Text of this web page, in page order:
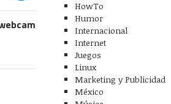
HowTo
Humor
Internacional
Internet
Juegos
Linux
Marketing y Publicidad
México